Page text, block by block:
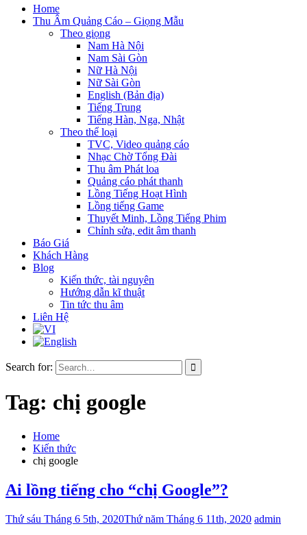
Home
Thu Âm Quảng Cáo – Giọng Mẫu
Theo giọng
Nam Hà Nội
Nam Sài Gòn
Nữ Hà Nội
Nữ Sài Gòn
English (Bản địa)
Tiếng Trung
Tiếng Hàn, Nga, Nhật
Theo thể loại
TVC, Video quảng cáo
Nhạc Chờ Tổng Đài
Thu âm Phát loa
Quảng cáo phát thanh
Lồng Tiếng Hoạt Hình
Lồng tiếng Game
Thuyết Minh, Lồng Tiếng Phim
Chỉnh sửa, edit âm thanh
Báo Giá
Khách Hàng
Blog
Kiến thức, tài nguyên
Hướng dẫn kĩ thuật
Tin tức thu âm
Liên Hệ
Search for:
Tag: chị google
Home
Kiến thức
chị google
Ai lồng tiếng cho “chị Google”?
Thứ sáu Tháng 6 5th, 2020Thứ năm Tháng 6 11th, 2020 admin